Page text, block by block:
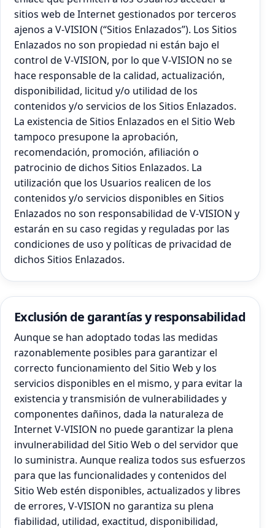
sitios web de Internet gestionados por terceros
ajenos a V-VISION (“Sitios Enlazados”). Los Sitios
Enlazados no son propiedad ni están bajo el
control de V-VISION, por lo que V-VISION no se
hace responsable de la calidad, actualización,
disponibilidad, licitud y/o utilidad de los
contenidos y/o servicios de los Sitios Enlazados.
La existencia de Sitios Enlazados en el Sitio Web
tampoco presupone la aprobación,
recomendación, promoción, afiliación o
patrocinio de dichos Sitios Enlazados. La
utilización que los Usuarios realicen de los
contenidos y/o servicios disponibles en Sitios
Enlazados no son responsabilidad de V-VISION y
estarán en su caso regidas y reguladas por las
condiciones de uso y políticas de privacidad de
dichos Sitios Enlazados.
Exclusión de garantías y responsabilidad
Aunque se han adoptado todas las medidas
razonablemente posibles para garantizar el
correcto funcionamiento del Sitio Web y los
servicios disponibles en el mismo, y para evitar la
existencia y transmisión de vulnerabilidades y
componentes dañinos, dada la naturaleza de
Internet V-VISION no puede garantizar la plena
invulnerabilidad del Sitio Web o del servidor que
lo suministra. Aunque realiza todos sus esfuerzos
para que las funcionalidades y contenidos del
Sitio Web estén disponibles, actualizados y libres
de errores, V-VISION no garantiza su plena
fiabilidad, utilidad, exactitud, disponibilidad,